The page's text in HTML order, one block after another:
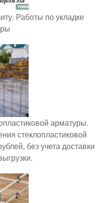
Работы по укладке
арматуры.
стеклопластиковой
без учета доставки